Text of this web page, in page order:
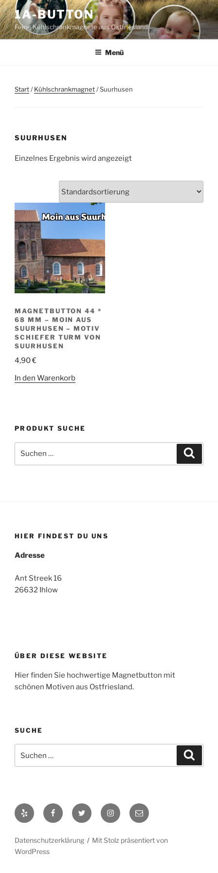
Zum
Inhalt
springen
1A-BUTTON
Feine Kühlschrankmagnete aus Ostfriesland
Menü
Start/Kühlschrankmagnet/ Suurhusen
SUURHUSEN
Einzelnes Ergebnis wird angezeigt
MAGNETBUTTON 44 *
68 MM – MOIN AUS
SUURHUSEN – MOTIV
SCHIEFER TURM VON
SUURHUSEN
4,90€
In den Warenkorb
PRODUKT SUCHE
nach:
HIER FINDEST DU UNS
Adresse
Ant Streek 16
26632 Ihlow
ÜBER DIESE WEBSITE
Hier finden Sie hochwertige Magnetbutton mit
schönen Motiven aus Ostfriesland.
SUCHE
nach:
Yelp FacebookTwitter Instagram
E-
Mail
Datenschutzerklärung
Mit Stolz präsentiert von
WordPress